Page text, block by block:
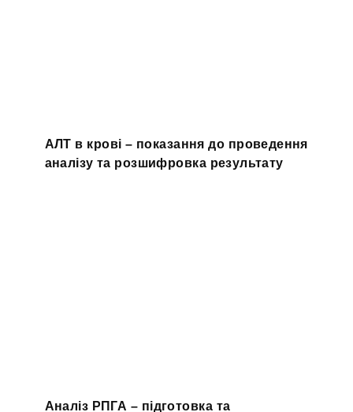
АЛТ в крові – показання до проведення
аналізу та розшифровка результату
Аналіз РПГА – підготовка та